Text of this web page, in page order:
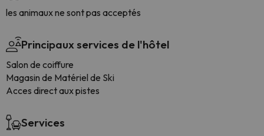
les animaux ne sont pas acceptés
Principaux services de l'hôtel
Salon de coiffure
Magasin de Matériel de Ski
Acces direct aux pistes
Services